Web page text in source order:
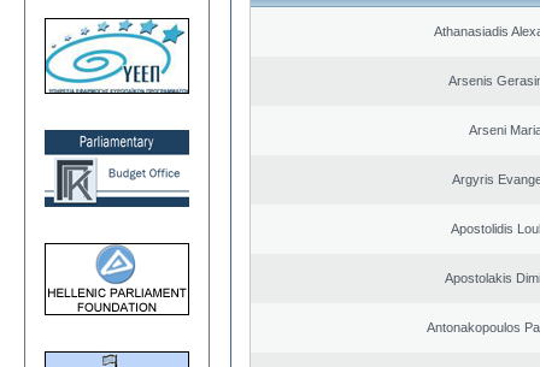
Athanasiadis
Arsenis
Arseni
Argyris
Apostolidis
Apostolakis
Antonakopoulos